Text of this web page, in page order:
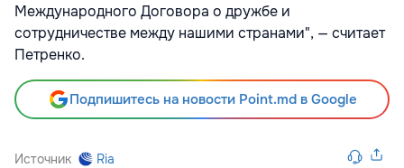
Международного Договора о дружбе и
сотрудничестве между нашими странами", — считает
Петренко.
Подпишитесь на новости Point.md в Google
Источник Ria